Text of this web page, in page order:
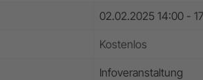
02.02.2025 14:00 -
Kostenlos
Infoveranstaltung